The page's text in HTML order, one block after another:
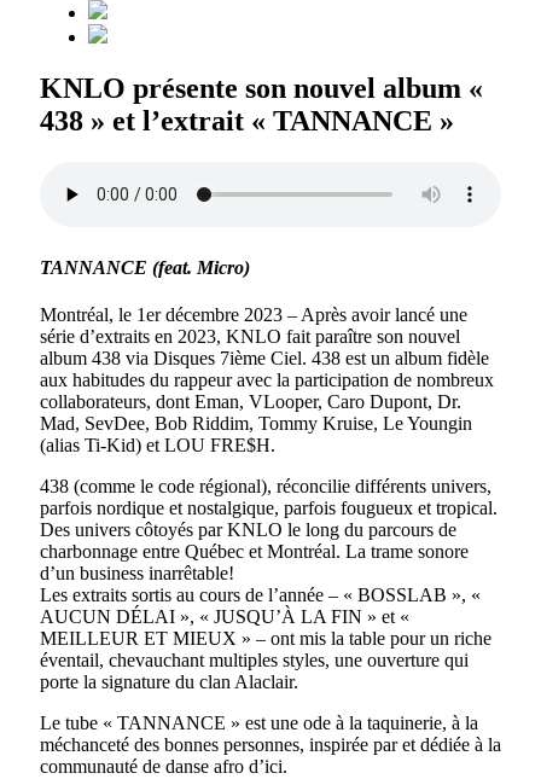
KNLO présente son nouvel album «
438 » et l’extrait « TANNANCE »
TANNANCE (feat. Micro)
Montréal, le 1er décembre 2023 – Après avoir lancé une
série d’extraits en 2023, KNLO fait paraître son nouvel
album 438 via Disques 7ième Ciel. 438 est un album fidèle
aux habitudes du rappeur avec la participation de nombreux
collaborateurs, dont Eman, VLooper, Caro Dupont, Dr.
Mad, SevDee, Bob Riddim, Tommy Kruise, Le Youngin
(alias Ti-Kid) et LOU FRE$H.
438 (comme le code régional), réconcilie différents univers,
parfois nordique et nostalgique, parfois fougueux et tropical.
Des univers côtoyés par KNLO le long du parcours de
charbonnage entre Québec et Montréal. La trame sonore
d’un business inarrêtable!
Les extraits sortis au cours de l’année – « BOSSLAB », «
AUCUN DÉLAI », « JUSQU’À LA FIN » et «
MEILLEUR ET MIEUX » – ont mis la table pour un riche
éventail, chevauchant multiples styles, une ouverture qui
porte la signature du clan Alaclair.
Le tube « TANNANCE » est une ode à la taquinerie, à la
méchanceté des bonnes personnes, inspirée par et dédiée à la
communauté de danse afro d’ici.